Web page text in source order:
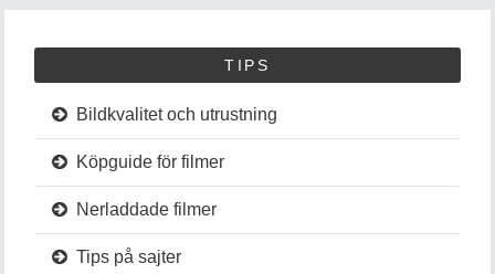
TIPS
Bildkvalitet och utrustning
Köpguide för filmer
Nerladdade filmer
Tips på sajter